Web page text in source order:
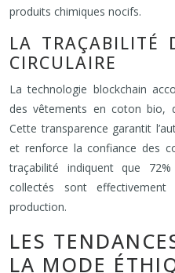
produits chimiques nocifs.
LA TRAÇABILITÉ
CIRCULAIRE
La technologie blockchain
des vêtements en coton bio,
Cette transparence garantit
et renforce la confiance des
traçabilité indiquent que
collectés sont
production.
LES
LA MODE